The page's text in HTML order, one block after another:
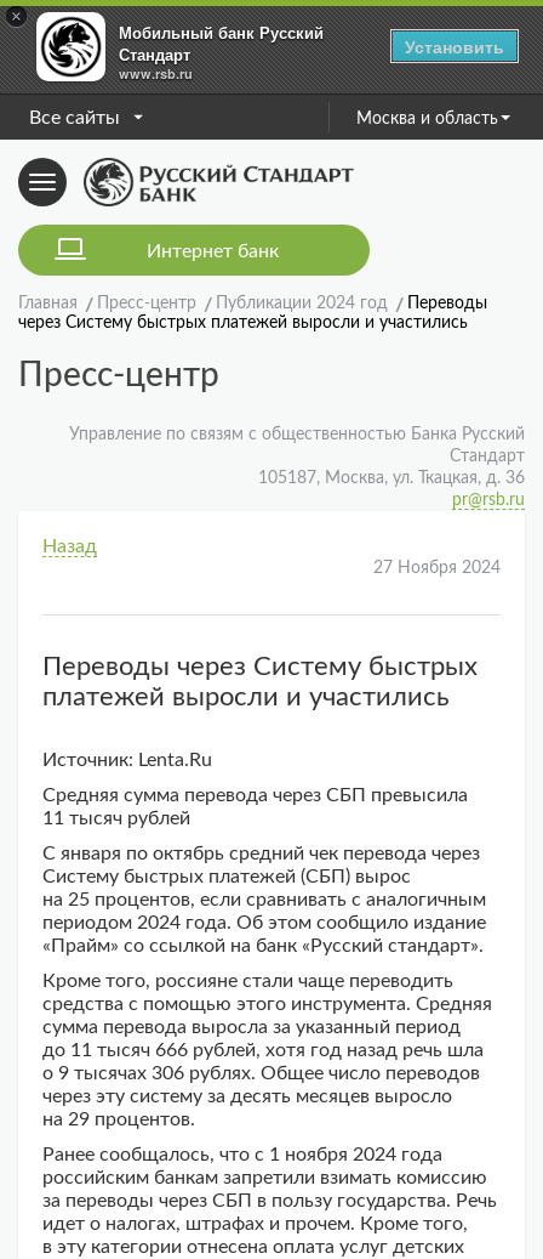
×
Мобильный банк Русский
Стандарт
www.rsb.ru
Установить
Все сайты Москва и область
Toggle
navigation
Интернет банк
Главная Пресс-центр Публикации 2024 год
Переводы
через Систему быстрых платежей выросли и участились
Пресс-центр
Управление по связям с общественностью Банка Русский
Стандарт
105187, Москва, ул. Ткацкая, д. 36
pr@rsb.ru
Назад
27 Ноября 2024
Переводы через Систему быстрых
платежей выросли и участились
Источник: Lenta.Ru
Средняя сумма перевода через СБП превысила
11 тысяч рублей
С января по октябрь средний чек перевода через
Систему быстрых платежей (СБП) вырос
на 25 процентов, если сравнивать с аналогичным
периодом 2024 года. Об этом сообщило издание
«Прайм» со ссылкой на банк «Русский стандарт».
Кроме того, россияне стали чаще переводить
средства с помощью этого инструмента. Средняя
сумма перевода выросла за указанный период
до 11 тысяч 666 рублей, хотя год назад речь шла
о 9 тысячах 306 рублях. Общее число переводов
через эту систему за десять месяцев выросло
на 29 процентов.
Ранее сообщалось, что с 1 ноября 2024 года
российским банкам запретили взимать комиссию
за переводы через СБП в пользу государства. Речь
идет о налогах, штрафах и прочем. Кроме того,
в эту категории отнесена оплата услуг детских